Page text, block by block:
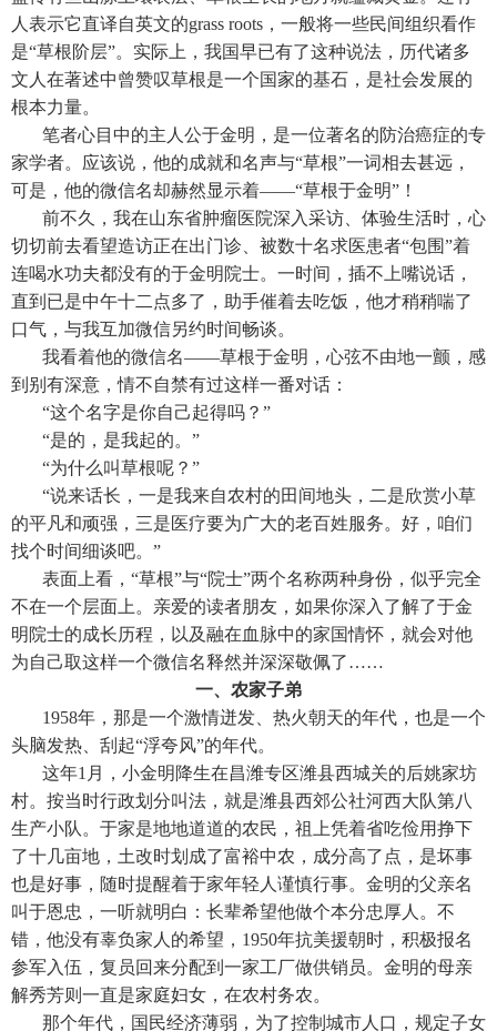
人表示它直译自英文的grass roots，一般将一些民间组织看作
是“草根阶层”。实际上，我国早已有了这种说法，历代诸多
文人在著述中曾赞叹草根是一个国家的基石，是社会发展的
根本力量。
笔者心目中的主人公于金明，是一位著名的防治癌症的专
家学者。应该说，他的成就和名声与“草根”一词相去甚远，
可是，他的微信名却赫然显示着——“草根于金明”！
前不久，我在山东省肿瘤医院深入采访、体验生活时，心
切切前去看望造访正在出门诊、被数十名求医患者“包围”着
连喝水功夫都没有的于金明院士。一时间，插不上嘴说话，
直到已是中午十二点多了，助手催着去吃饭，他才稍稍喘了
口气，与我互加微信另约时间畅谈。
我看着他的微信名——草根于金明，心弦不由地一颤，感
到别有深意，情不自禁有过这样一番对话：
“这个名字是你自己起得吗？”
“是的，是我起的。”
“为什么叫草根呢？”
“说来话长，一是我来自农村的田间地头，二是欣赏小草
的平凡和顽强，三是医疗要为广大的老百姓服务。好，咱们
找个时间细谈吧。”
表面上看，“草根”与“院士”两个名称两种身份，似乎完全
不在一个层面上。亲爱的读者朋友，如果你深入了解了于金
明院士的成长历程，以及融在血脉中的家国情怀，就会对他
为自己取这样一个微信名释然并深深敬佩了……
一、农家子弟
1958年，那是一个激情迸发、热火朝天的年代，也是一个
头脑发热、刮起“浮夸风”的年代。
这年1月，小金明降生在昌潍专区潍县西城关的后姚家坊
村。按当时行政划分叫法，就是潍县西郊公社河西大队第八
生产小队。于家是地地道道的农民，祖上凭着省吃俭用挣下
了十几亩地，土改时划成了富裕中农，成分高了点，是坏事
也是好事，随时提醒着于家年轻人谨慎行事。金明的父亲名
叫于恩忠，一听就明白：长辈希望他做个本分忠厚人。不
错，他没有辜负家人的希望，1950年抗美援朝时，积极报名
参军入伍，复员回来分配到一家工厂做供销员。金明的母亲
解秀芳则一直是家庭妇女，在农村务农。
那个年代，国民经济薄弱，为了控制城市人口，规定子女